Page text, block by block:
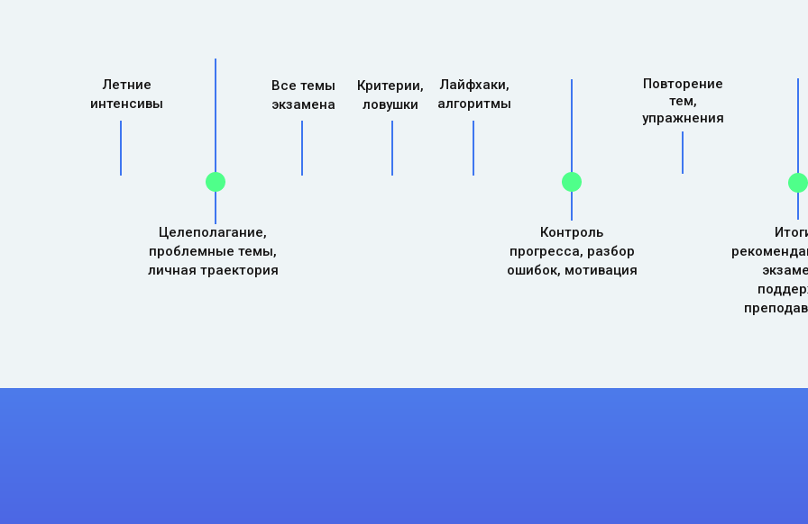
Летние
интенсивы
Целеполагание,
проблемные темы,
личная траектория
Все темы
экзамена
Критерии,
ловушки
Лайфхаки,
алгоритмы
Повторение
тем,
упражнения
Контроль
прогресса, разбор
ошибок, мотивация